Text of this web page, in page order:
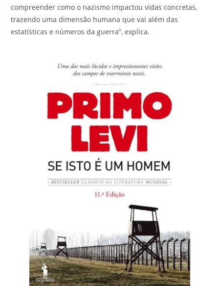
compreender como o nazismo impactou vidas concretas,
trazendo uma dimensão humana que vai além das
estatísticas e números da guerra”, explica.